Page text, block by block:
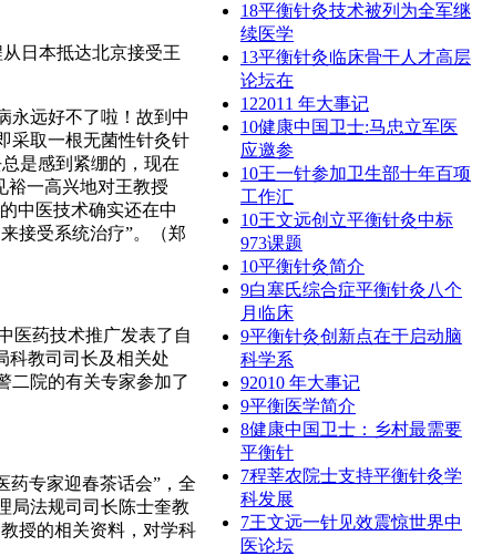
日本抵达北京接受王
远好不了啦！故到中
采取一根无菌性针灸针
是感到紧绷的，现在
裕一高兴地对王教授
中医技术确实还在中
接受系统治疗”。（郑
医药技术推广发表了自
科教司司长及相关处
二院的有关专家参加了
专家迎春茶话会”，全
局法规司司长陈士奎教
授的相关资料，对学科
18平衡针灸技术被列为全军继
续医学
13平衡针灸临床骨干人才高层
论坛在
122011 年大事记
10健康中国卫士:马忠立军医
应邀参
10王一针参加卫生部十年百项
工作汇
10王文远创立平衡针灸中标
973课题
10平衡针灸简介
9白塞氏综合症平衡针灸八个
月临床
9平衡针灸创新点在于启动脑
科学系
92010 年大事记
9平衡医学简介
8健康中国卫士：乡村最需要
平衡针
7程莘农院士支持平衡针灸学
科发展
7王文远一针见效震惊世界中
医论坛